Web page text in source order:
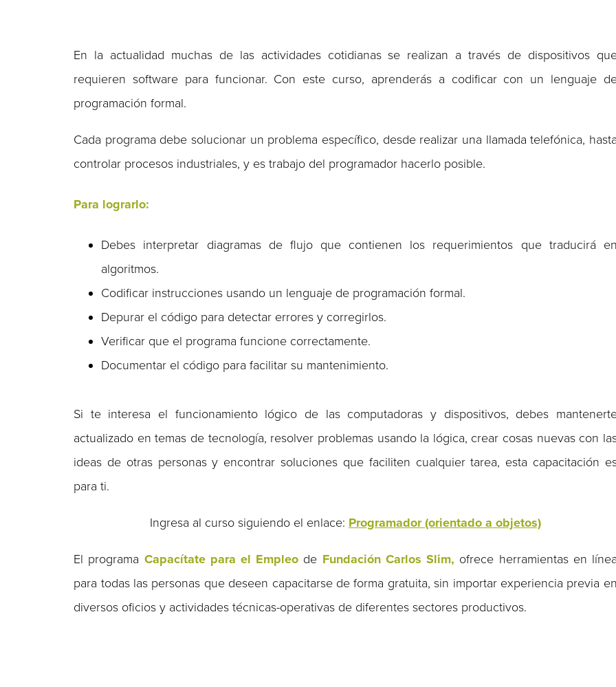
En la actualidad muchas de las actividades cotidianas se realizan a través de dispositivos
requieren software para funcionar. Con este curso, aprenderás a codificar con un lenguaje
programación formal.
Cada programa debe solucionar un problema específico, desde realizar una llamada telefónica,
controlar procesos industriales, y es trabajo del programador hacerlo posible.
Para lograrlo:
Debes interpretar diagramas de flujo que contienen los requerimientos que traducirá
algoritmos.
Codificar instrucciones usando un lenguaje de programación formal.
Depurar el código para detectar errores y corregirlos.
Verificar que el programa funcione correctamente.
Documentar el código para facilitar su mantenimiento.
Si te interesa el funcionamiento lógico de las computadoras y dispositivos, debes
actualizado en temas de tecnología, resolver problemas usando la lógica, crear cosas nuevas con
ideas de otras personas y encontrar soluciones que faciliten cualquier tarea, esta capacitación
para ti.
Ingresa al curso siguiendo el enlace: Programador (orientado a objetos)
El programa Capacítate para el Empleo de Fundación Carlos Slim, ofrece herramientas en
para todas las personas que deseen capacitarse de forma gratuita, sin importar experiencia previa
diversos oficios y actividades técnicas-operativas de diferentes sectores productivos.